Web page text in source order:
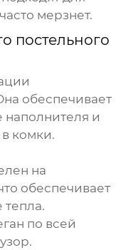
мерзнет.
постельного
обеспечивает
и
комки.
на
обеспечивает
по всей